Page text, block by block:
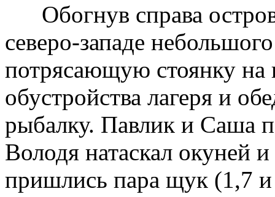
Обогнув справа
северо-западе
потрясающую стоянку на
обустройства лагеря и
рыбалку. Павлик и Саша
Володя натаскал окуней
пришлись пара щук (1,7